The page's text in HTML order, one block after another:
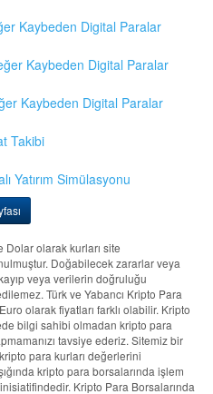
Kaybeden Digital Paralar
Kaybeden Digital Paralar
Kaybeden Digital Paralar
Takibi
Yatırım Simülasyonu
Dolar olarak kurları site
Doğabilecek zararlar veya
veya verilerin doğruluğu
Türk ve Yabancı Kripto Para
olarak fiyatları farklı olabilir. Kripto
bilgi sahibi olmadan kripto para
tavsiye ederiz. Sitemiz bir
para kurları değerlerini
kripto para borsalarında işlem
Kripto Para Borsalarında